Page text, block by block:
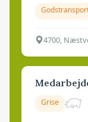
4700,
Grise